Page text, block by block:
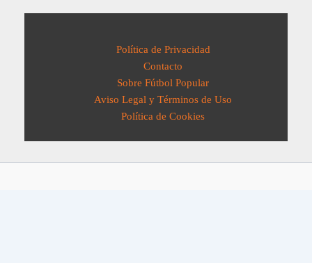
Política de Privacidad
Contacto
Sobre Fútbol Popular
Aviso Legal y Términos de Uso
Política de Cookies